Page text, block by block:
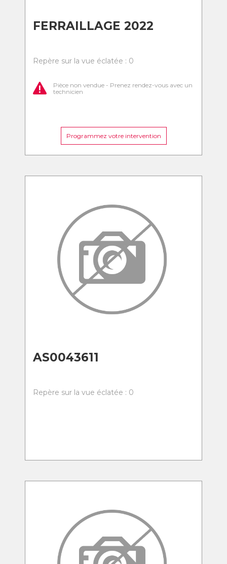
FERRAILLAGE 2022
Repère sur la vue éclatée : 0
Pièce non vendue - Prenez rendez-vous avec un
technicien
Programmez votre intervention
AS0043611
Repère sur la vue éclatée : 0